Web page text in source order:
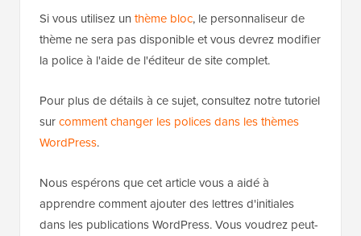
Si vous utilisez un thème bloc, le personnaliseur de
thème ne sera pas disponible et vous devrez modifier
la police à l'aide de l'éditeur de site complet.
Pour plus de détails à ce sujet, consultez notre tutoriel
surcomment changer les polices dans les thèmes
WordPress.
Nous espérons que cet article vous a aidé à
apprendre comment ajouter des lettres d'initiales
dans les publications WordPress. Vous voudrez peut-